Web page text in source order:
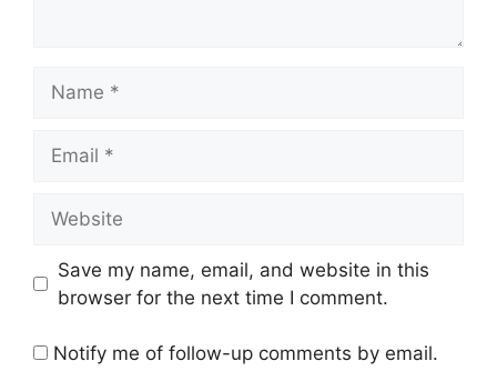
Save my name, email, and website in this
browser for the next time I comment.
Notify me of follow-up comments by email.